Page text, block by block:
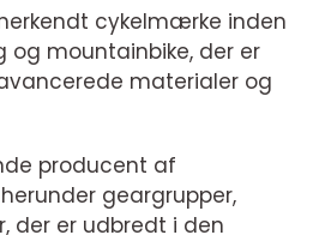
cykelmærke inden
og mountainbike, der er
materialer og
producent af
geargrupper,
der er udbredt i den